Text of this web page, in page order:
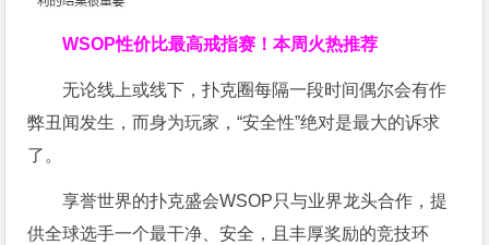
WSOP性价比最高戒指赛！本周火热推荐
无论线上或线下，扑克圈每隔一段时间偶尔会有作
弊丑闻发生，而身为玩家，“安全性”绝对是最大的诉求
了。
享誉世界的扑克盛会WSOP只与业界龙头合作，提
供全球选手一个最干净、安全，且丰厚奖励的竞技环